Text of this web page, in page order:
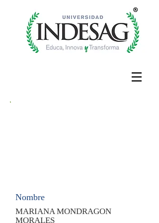
Nombre
MARIANA MONDRAGON
MORALES